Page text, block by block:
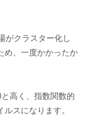
がクラスター化し
め、一度かかったか
高く、指数関数的
スになります。​